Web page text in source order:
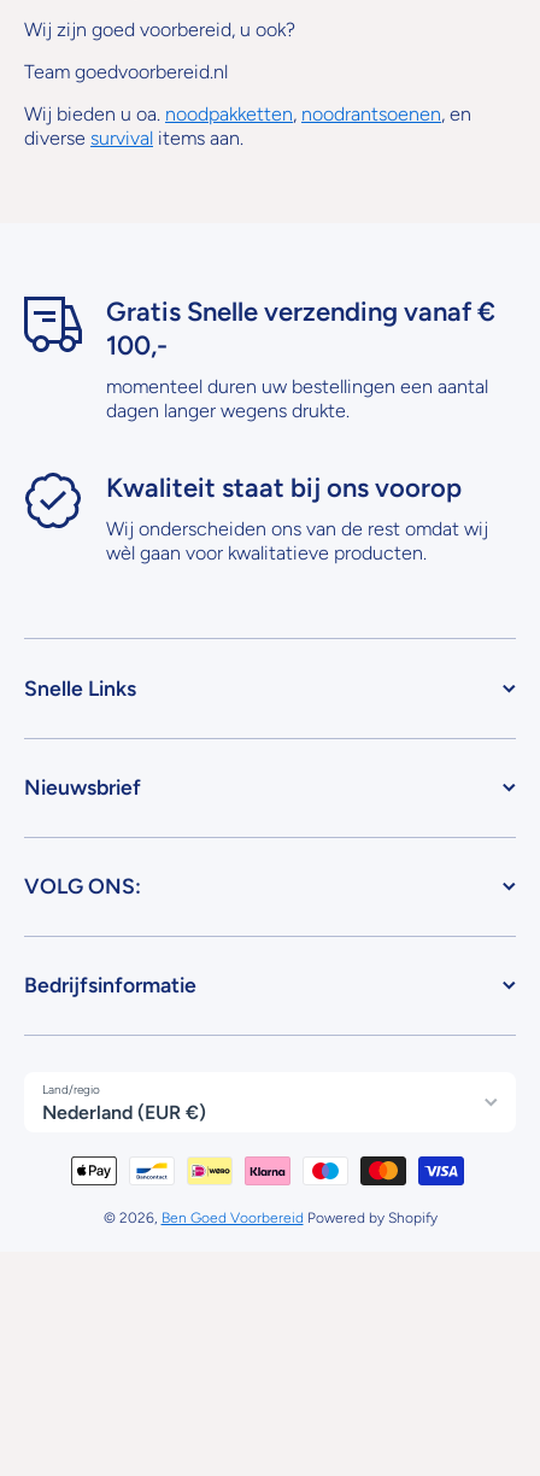
Wij zijn goed voorbereid, u ook?
Team goedvoorbereid.nl
Wij bieden u oa. noodpakketten, noodrantsoenen, en
diverse survival items aan.
Gratis Snelle verzending vanaf €
100,-
momenteel duren uw bestellingen een aantal
dagen langer wegens drukte.
Kwaliteit staat bij ons voorop
Wij onderscheiden ons van de rest omdat wij
wèl gaan voor kwalitatieve producten.
Snelle Links
Nieuwsbrief
VOLG ONS:
Bedrijfsinformatie
Land/regio
Nederland (EUR €)
Betaalmethodes
© 2026, Ben Goed Voorbereid Powered by Shopify